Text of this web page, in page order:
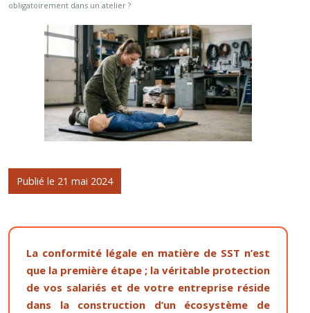
obligatoirement dans un atelier ?
Publié le 21 mai 2024
La conformité légale en matière de SST n’est
que la première étape ; la véritable protection
de vos salariés et de votre entreprise réside
dans la construction d’un écosystème de